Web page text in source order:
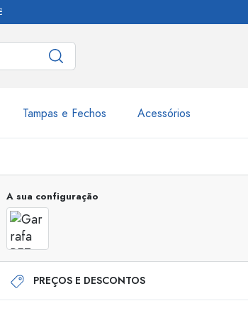
Tampas e Fechos Acessórios
Airless
com roll-on
Frascos
A sua configuração
PREÇOS E DESCONTOS